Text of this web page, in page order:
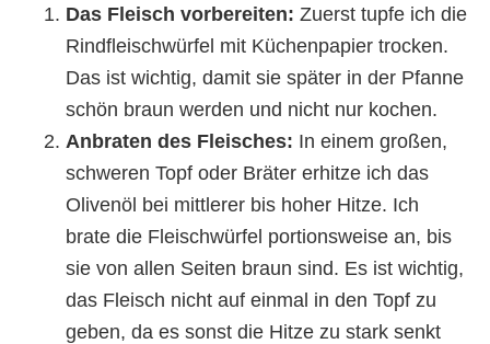
Das Fleisch vorbereiten: Zuerst tupfe ich die
Rindfleischwürfel mit Küchenpapier trocken.
Das ist wichtig, damit sie später in der Pfanne
schön braun werden und nicht nur kochen.
Anbraten des Fleisches: In einem großen,
schweren Topf oder Bräter erhitze ich das
Olivenöl bei mittlerer bis hoher Hitze. Ich
brate die Fleischwürfel portionsweise an, bis
sie von allen Seiten braun sind. Es ist wichtig,
das Fleisch nicht auf einmal in den Topf zu
geben, da es sonst die Hitze zu stark senkt